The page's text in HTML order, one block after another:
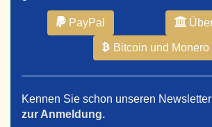
PayPal
Bitcoin und Monero
Kennen Sie schon unseren
zur Anmeldung.